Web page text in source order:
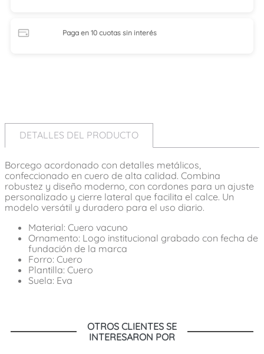
Paga en 10 cuotassin interés
DETALLES DEL PRODUCTO
Borcego acordonado con detalles metálicos,
confeccionado en cuero de alta calidad. Combina
robustez y diseño moderno, con cordones para un ajuste
personalizado y cierre lateral que facilita el calce. Un
modelo versátil y duradero para el uso diario.
Material: Cuero vacuno
Ornamento: Logo institucional grabado con fecha de
fundación de la marca
Forro: Cuero
Plantilla: Cuero
Suela: Eva
OTROS CLIENTES SE
INTERESARON POR